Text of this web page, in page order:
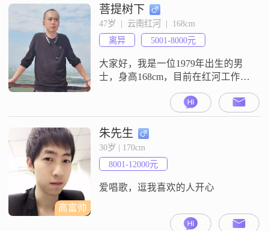
专，但我一直保持着学习的热情，
不断提升自己的专业技能##3002##
在生活中，我是一个非常勤俭节约
的人，我认为合理规划财务是非常
重要的##3002##
菩提树下
47岁  |  云南红河  |  168cm
离异
5001-8000元
大家好，我是一位1979年出生的男
士，身高168cm，目前在红河工作
元之间，学历是大专##3002##我性
格稳重可靠，责任感强，随和易相
处，非常重视家庭，追求稳定安逸
的生活##3002##我觉得成熟稳重是
非常重要的品质，活在当下，珍惜
每一天##3002##我有一些兴趣爱
好，
高富帅
朱先生
30岁 | 170cm
8001-12000元
爱唱歌，逗我喜欢的人开心